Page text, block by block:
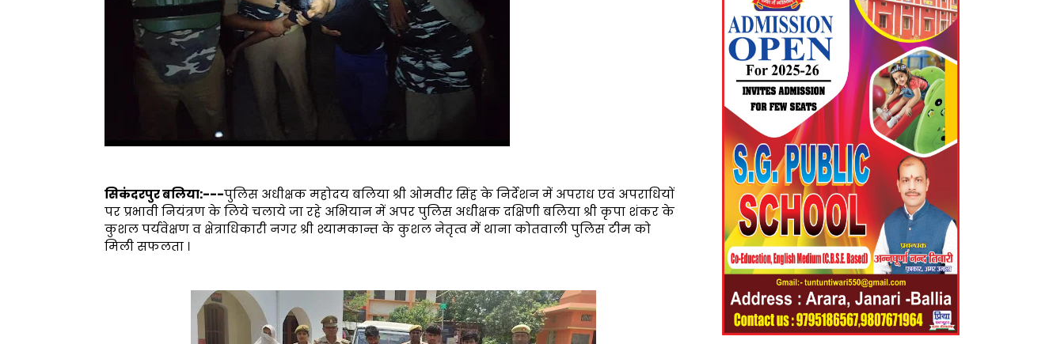
सिकंदरपुर बलिया:---पुलिस अधीक्षक महोदय बलिया श्री ओमवीर सिंह के निर्देशन में अपराध एवं अपराधियों
पर प्रभावी नियंत्रण के लिये चलाये जा रहे अभियान में अपर पुलिस अधीक्षक दक्षिणी बलिया श्री कृपा शंकर के
कुशल पर्यवेक्षण व क्षेत्राधिकारी नगर श्री श्यामकान्त के कुशल नेतृत्व में थाना कोतवाली पुलिस टीम को
मिली सफलता ।